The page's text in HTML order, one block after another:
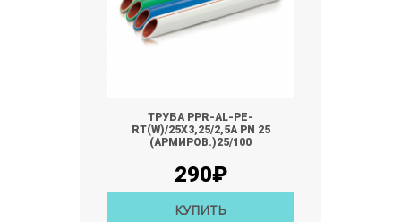
ТРУБА PPR-AL-PE-
RT(W)/25Х3,25/2,5А РN 25
(АРМИРОВ.)25/100
290₽
КУПИТЬ